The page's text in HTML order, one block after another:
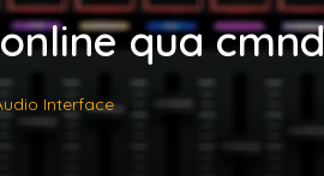
qua cmnd
Interface